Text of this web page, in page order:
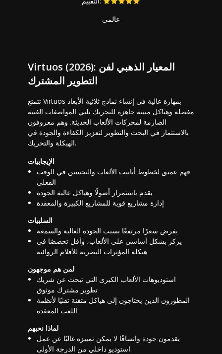
عالمي
Virtuos (2026): المعيار الذهبي لفن
التطوير المشترك
تتمتع Virtuos بمهارة عالية في إنشاء نماذج ثلاثية الأبعاد
مفصلة وهياكل متينة جاهزة للتحريك تلبي المواصفات الفنية
الصارمة لمحركات الألعاب الحديثة. وهم معروفون
بالاستثمار في البحث والتطوير لتعزيز الكفاءة والجودة في
الهيكلة والتحريك.
الإيجابيات
فهم عميق لخطوط أنابيب الألعاب والتحسين في الوقت
الفعلي
يقدم باستمرار أصولًا وهياكل عالية الجودة
إدارة مشاريع قوية للمشاريع الكبيرة والمعقدة
السلبيات
يفرض سعرًا مرتفعًا بسبب الجودة العالية والسمعة
يركز بشكل أساسي على الألعاب، وأقل تخصصًا في
هيكلة المؤثرات البصرية للأفلام الروائية
لمن هم موجهون
استوديوهات الألعاب الكبرى التي تبحث عن شريك
تطوير مشترك موثوق
المطورون الذين يحتاجون إلى هياكل متقنة تقنيًا لأنظمة
اللعب المعقدة
لماذا نحبهم
يقدمون جودة واتساقًا لا يمكن تمييزه غالبًا عن عمل
استوديو داخلي من الدرجة الأولى.